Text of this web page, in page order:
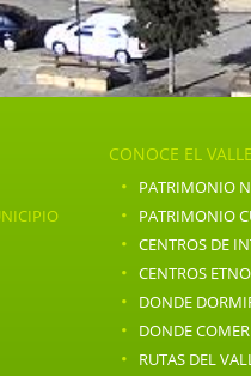
CONOCE EL VALLE
· PATRIMONIO
· PATRIMONIO
· CENTROS DE
· CENTROS
· DONDE
· DONDE COMER
· RUTAS DEL